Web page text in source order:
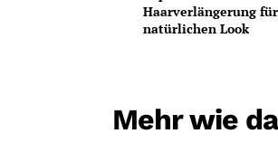
Haarverlängerung
natürlichen Look
Mehr wie